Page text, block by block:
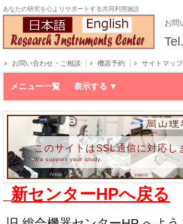
あなたの研究を心よりサポートする共同利用施設
お問
Tel.
お問い合わせ・ご相談 機器予約 サイトマップ
メニュー一覧
このサイトはSSL通信に対応し
We support your study.
新センターHPへ戻る